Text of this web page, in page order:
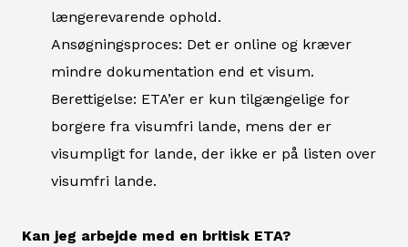
længerevarende ophold.
Ansøgningsproces: Det er online og kræver
mindre dokumentation end et visum.
Berettigelse: ETA’er er kun tilgængelige for
borgere fra visumfri lande, mens der er
visumpligt for lande, der ikke er på listen over
visumfri lande.
Kan jeg arbejde med en britisk ETA?